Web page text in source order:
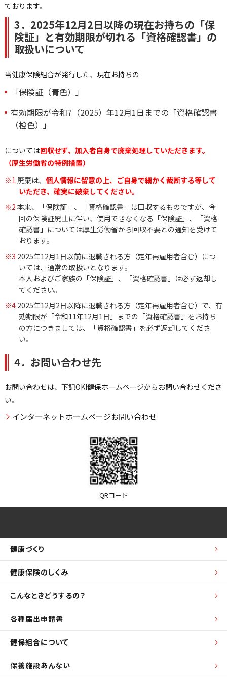
ております。
3．2025年12月2日以降の現在お持ちの「保
険証」と有効期限が切れる「資格確認書」の
取扱いについて
当健康保険組合が発行した、現在お持ちの
「保険証（青色）」
有効期限が令和7（2025）年12月1日までの「資格確認書
（橙色）」
については回収せず、加入者自身で廃棄処理していただきます。
（厚生労働省の特例措置）
※1 廃棄は、 個人情報に留意の上、ご自身で細かく裁断する等して
いただき、確実に破棄してください。
※2 本来、「保険証」、「資格確認書」は回収するものですが、今
回の保険証廃止に伴い、使用できなくなる「保険証」、「資格
確認書」については厚生労働省から回収不要との通知を受けて
おります。
※3 2025年12月1日以前に退職される方（定年再雇用者含む）につ
いては、通常の取扱いとなります。
本人およびご家族の「保険証」、「資格確認書」は必ず返却し
てください。
※4 2025年12月2日以降に退職される方（定年再雇用者含む）で、有
効期限が「令和11年12月1日」までの「資格確認書」をお持ち
の方につきましては、「資格確認書」を必ず返却してくださ
い。
4．お問い合わせ先
お問い合わせは、下記OKI健保ホームページからお問い合わせくださ
い。
インターネットホームページお問い合わせ
QRコード
健康づくり
健康保険のしくみ
こんなときどうするの？
各種届出申請書
健保組合について
保養施設あんない